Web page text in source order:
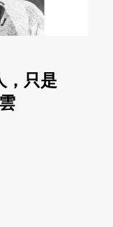
，只是